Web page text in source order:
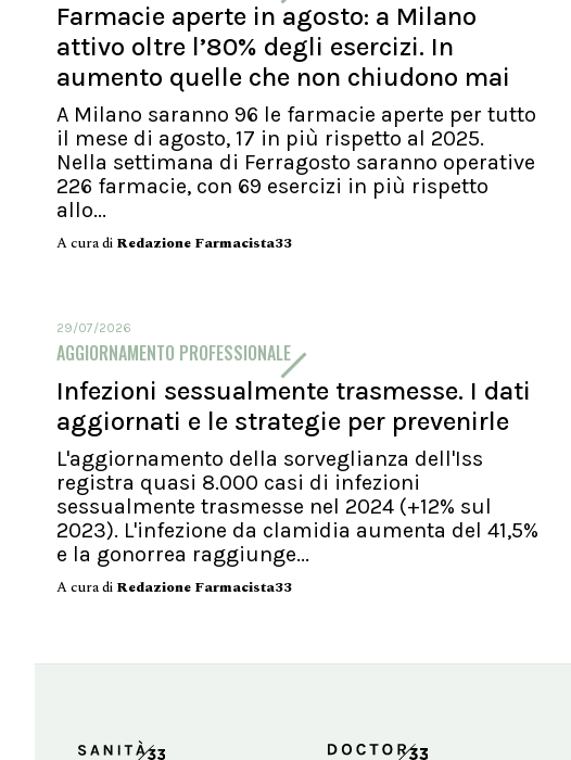
Farmacie aperte in agosto: a Milano
attivo oltre l’80% degli esercizi. In
aumento quelle che non chiudono mai
A Milano saranno 96 le farmacie aperte per tutto
il mese di agosto, 17 in più rispetto al 2025.
Nella settimana di Ferragosto saranno operative
226 farmacie, con 69 esercizi in più rispetto
allo...
A cura di Redazione Farmacista33
29/07/2026
AGGIORNAMENTO PROFESSIONALE
Infezioni sessualmente trasmesse. I dati
aggiornati e le strategie per prevenirle
L'aggiornamento della sorveglianza dell'Iss
registra quasi 8.000 casi di infezioni
sessualmente trasmesse nel 2024 (+12% sul
2023). L'infezione da clamidia aumenta del 41,5%
e la gonorrea raggiunge...
A cura di Redazione Farmacista33